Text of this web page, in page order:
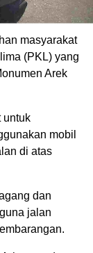
masyarakat
(PKL) yang
Arek
untuk
mobil
di atas
dan
jalan